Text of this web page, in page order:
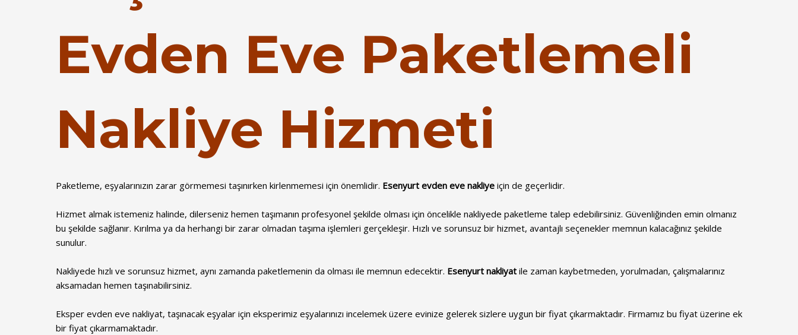
Evden Eve Paketlemeli
Nakliye Hizmeti
Paketleme, eşyalarınızın zarar görmemesi taşınırken kirlenmemesi için önemlidir. Esenyurt evden eve nakliye için de geçerlidir.
Hizmet almak istemeniz halinde, dilerseniz hemen taşımanın profesyonel şekilde olması için öncelikle nakliyede paketleme talep edebilirsiniz. Güvenliğinden emin olmanız
bu şekilde sağlanır. Kırılma ya da herhangi bir zarar olmadan taşıma işlemleri gerçekleşir. Hızlı ve sorunsuz bir hizmet, avantajlı seçenekler memnun kalacağınız şekilde
sunulur.
Nakliyede hızlı ve sorunsuz hizmet, aynı zamanda paketlemenin da olması ile memnun edecektir. Esenyurt nakliyat ile zaman kaybetmeden, yorulmadan, çalışmalarınız
aksamadan hemen taşınabilirsiniz.
Eksper evden eve nakliyat, taşınacak eşyalar için eksperimiz eşyalarınızı incelemek üzere evinize gelerek sizlere uygun bir fiyat çıkarmaktadır. Firmamız bu fiyat üzerine ek
bir fiyat çıkarmamaktadır.